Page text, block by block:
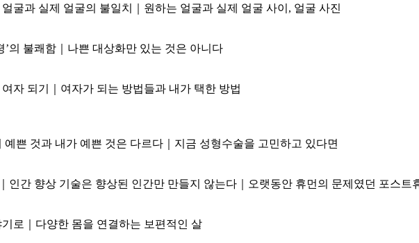
굴과 실제 얼굴의 불일치｜원하는 얼굴과 실제 얼굴 사이, 얼굴 사진
의 불쾌함｜나쁜 대상화만 있는 것은 아니다
자 되기｜여자가 되는 방법들과 내가 택한 방법
쁜 것과 내가 예쁜 것은 다르다｜지금 성형수술을 고민하고 있다면
인간 향상 기술은 향상된 인간만 만들지 않는다｜오랫동안 휴먼의 문제였던 포스트
로｜다양한 몸을 연결하는 보편적인 살